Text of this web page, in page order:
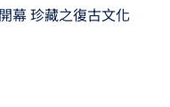
幕 珍藏之復古文化